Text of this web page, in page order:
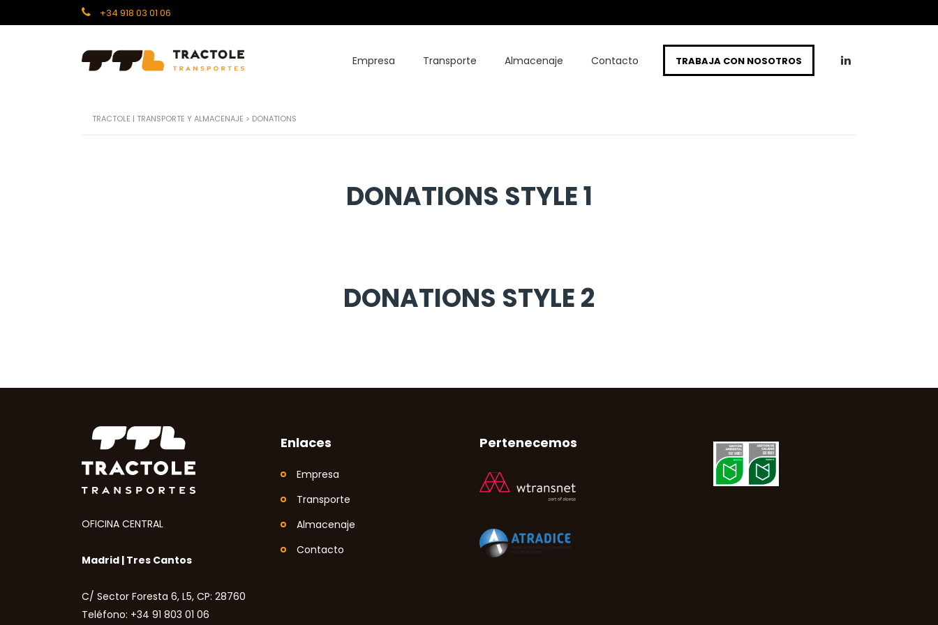
+34 918 03 01 06
Empresa Transporte Almacenaje Contacto TRABAJA CON NOSOTROS
TRACTOLE | TRANSPORTE Y ALMACENAJE > DONATIONS
DONATIONS STYLE 1
DONATIONS STYLE 2
OFICINA CENTRAL
Madrid | Tres Cantos
C/ Sector Foresta 6, L5, CP: 28760
Teléfono: +34 91 803 01 06
Enlaces
Empresa
Transporte
Almacenaje
Contacto
Pertenecemos